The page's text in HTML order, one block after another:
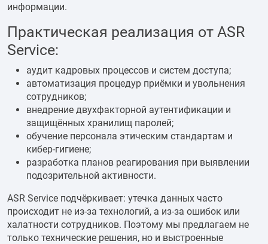
информации.
Практическая реализация от ASR
Service:
аудит кадровых процессов и систем доступа;
автоматизация процедур приёмки и увольнения
сотрудников;
внедрение двухфакторной аутентификации и
защищённых хранилищ паролей;
обучение персонала этическим стандартам и
кибер-гигиене;
разработка планов реагирования при выявлении
подозрительной активности.
ASR Service подчёркивает: утечка данных часто
происходит не из-за технологий, а из-за ошибок или
халатности сотрудников. Поэтому мы предлагаем не
только технические решения, но и выстроенные